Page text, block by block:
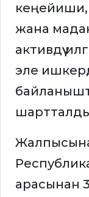
кеңейиши,
жана
активдүү
эле
арасынан